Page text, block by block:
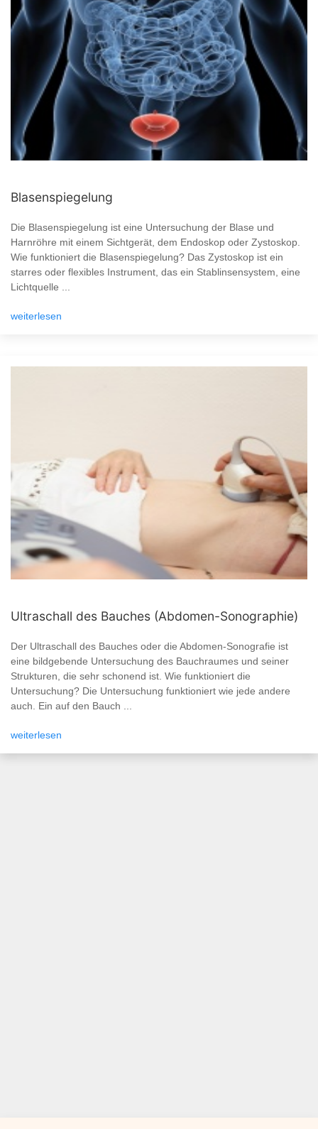
Blasenspiegelung
Die Blasenspiegelung ist eine Untersuchung der Blase und
Harnröhre mit einem Sichtgerät, dem Endoskop oder Zystoskop.
Wie funktioniert die Blasenspiegelung? Das Zystoskop ist ein
starres oder flexibles Instrument, das ein Stablinsensystem, eine
Lichtquelle ...
weiterlesen
Ultraschall des Bauches (Abdomen-Sonographie)
Der Ultraschall des Bauches oder die Abdomen-Sonografie ist
eine bildgebende Untersuchung des Bauchraumes und seiner
Strukturen, die sehr schonend ist. Wie funktioniert die
Untersuchung? Die Untersuchung funktioniert wie jede andere
auch. Ein auf den Bauch ...
weiterlesen